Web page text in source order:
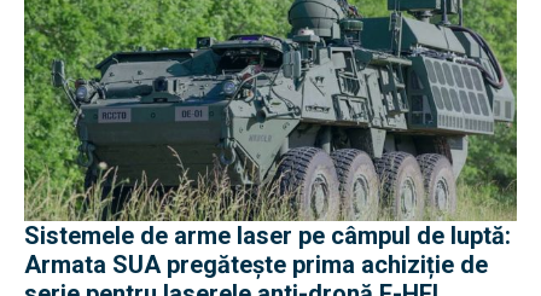
Sistemele de arme laser pe câmpul de luptă:
Armata SUA pregătește prima achiziție de